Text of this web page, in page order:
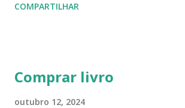
https://a.co/d/h4iP1oj Mensagens Diárias
Mensagens Diárias 4 -
COMPARTILHAR
Comprar livro
outubro 12, 2024